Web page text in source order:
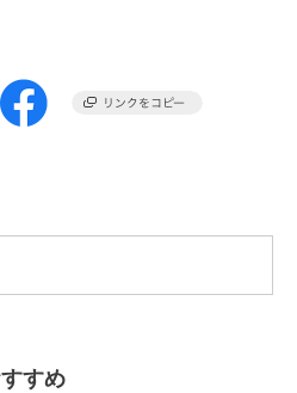
客様のモニター環境により、多少
す。
ては、何卒ご理解いただきますよう
すめ